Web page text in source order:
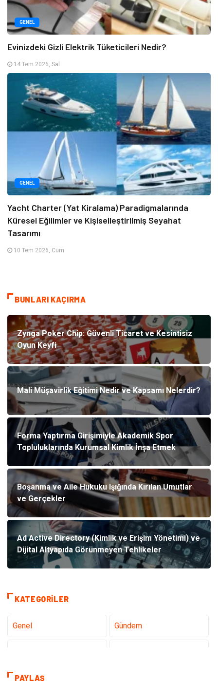
GENEL
Evinizdeki Gizli Elektrik Tüketicileri Nedir?
14 Tem 2026, Sal
GENEL
Yacht Charter (Yat Kiralama) Paradigmalarında
Küresel Eğilimler ve Kişiselleştirilmiş Seyahat
Tasarımı
10 Tem 2026, Cum
BUNLARI KAÇIRMA
Zynga Poker Chip: Güvenli Ticaret ve Kesintisiz
Oyun Keyfi
Mali Müşavirlik Eğitimi Nedir ve Kapsamı Nelerdir?
Forma Yaptırma Girişimiyle Akademik Spor
Topluluklarında Kurumsal Kimlik İnşa Etmek
Boşanma ve Aile Hukuku Işığında Kırılan Umutlar
ve Gerçekler
Ad Active Directory (Kimlik ve Erişim Yönetimi) ve
Dijital Altyapıda Görünmeyen Tehlikeler
KATEGORILER
Genel Gündem
Sağlık
PAYLAŞ